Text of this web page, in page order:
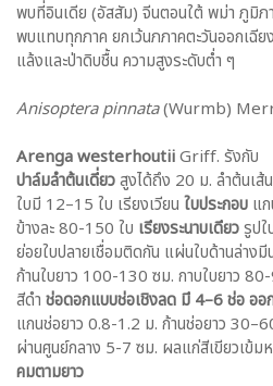
พบที่อินเดีย (อัสสัม) จีนตอนใต้ พม่า ภูมิภ
พบแทบทุกภาค ยกเว้นภภาคตะวันออกเฉีย
แล้งและป่าดิบชื้น ความสูงระดับต่ำ ๆ
Anisoptera pinnata(Wurmb)
Arenga westerhoutiiGriff. รังกับ
ปาล์มลำต้นเดี่ยวสูงได้ถึง 20 ม. ลำต้นเ
ใบมี 12–15 ใบ เรียงเวียน ใบประกอบ แ
ข้างละ 80-150 ใบ เรียงระนาบเดียวรูป
ย่อยใบปลายเชื่อมติดกัน แผ่นใบด้านล่างมี
ก้านใบยาว 100-130 ซม. กาบใบยาว
สีดำ ช่อดอกแบบช่อเชิงลด มี 4–6 ช่อ ออ
แกนช่อยาว 0.8-1.2 ม. ก้านช่อยาว
ผ่านศูนย์กลาง 5-7 ซม. ผลแก่สีเขียวเข้ม
คมตามยาว